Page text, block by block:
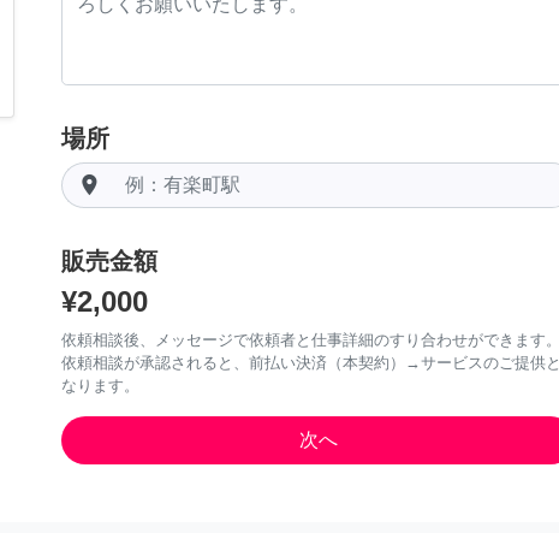
場所
room
販売金額
¥2,000
依頼相談後、メッセージで依頼者と仕事詳細のすり合わせができます。
依頼相談が承認されると、前払い決済（本契約）→サービスのご提供と
なります。